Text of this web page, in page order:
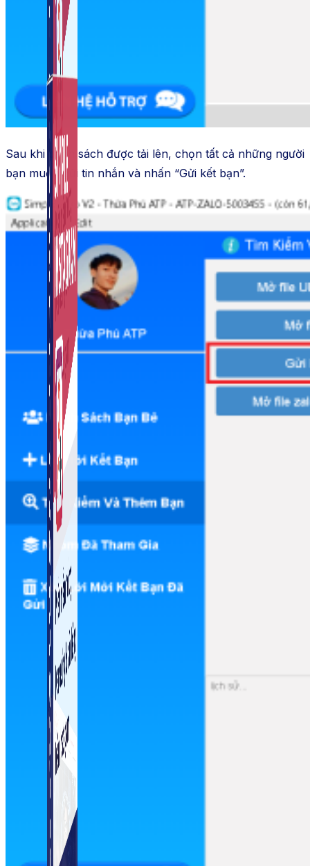
Simple Instagram
Phần mềm gửi follow, nhắn tin, nuôi nick Instagram.
Fanpage.
Sau khi danh sách được tải lên, chọn tất cả những người
bạn muốn gửi tin nhắn và nhấn “Gửi kết bạn”.